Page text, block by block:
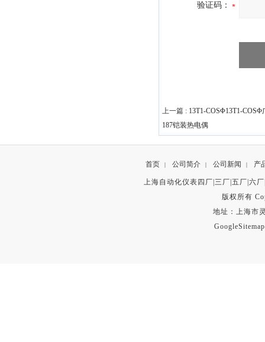
验证码：
上一篇 : 13T1-COSΦ13T1-
187铠装热电偶
首页 | 公司简介 | 公司新闻 | 产
上海自动化仪表四厂|三厂|五厂|六
版权所有
地址：上海市
GoogleSitemap